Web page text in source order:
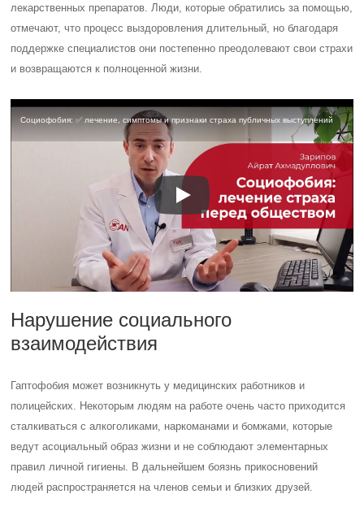
лекарственных препаратов. Люди, которые обратились за помощью,
отмечают, что процесс выздоровления длительный, но благодаря
поддержке специалистов они постепенно преодолевают свои страхи
и возвращаются к полноценной жизни.
Социофобия: ✅ лечение, симптомы и признаки страха публичных выступлений
Нарушение социального
взаимодействия
Гаптофобия может возникнуть у медицинских работников и
полицейских. Некоторым людям на работе очень часто приходится
сталкиваться с алкоголиками, наркоманами и бомжами, которые
ведут асоциальный образ жизни и не соблюдают элементарных
правил личной гигиены. В дальнейшем боязнь прикосновений
людей распространяется на членов семьи и близких друзей.